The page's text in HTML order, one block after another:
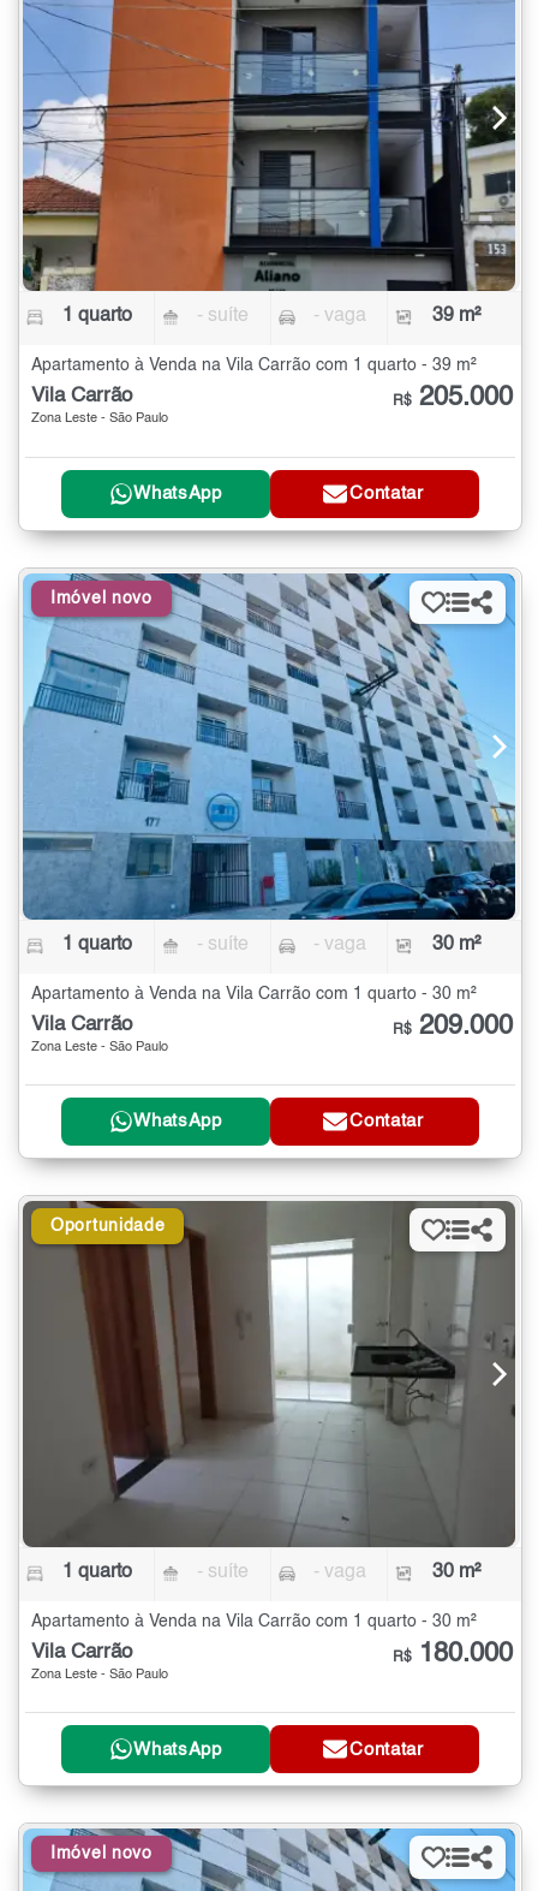
1 quarto - suíte - vaga 39 m²
Apartamento à Venda na Vila Carrão com 1 quarto - 39 m²
Vila Carrão
Zona Leste - São Paulo
R$ 205.000
WhatsApp Contatar
Imóvel novo
1 quarto - suíte - vaga 30 m²
Apartamento à Venda na Vila Carrão com 1 quarto - 30 m²
Vila Carrão
Zona Leste - São Paulo
R$ 209.000
WhatsApp Contatar
Oportunidade
1 quarto - suíte - vaga 30 m²
Apartamento à Venda na Vila Carrão com 1 quarto - 30 m²
Vila Carrão
Zona Leste - São Paulo
R$ 180.000
WhatsApp Contatar
Imóvel novo